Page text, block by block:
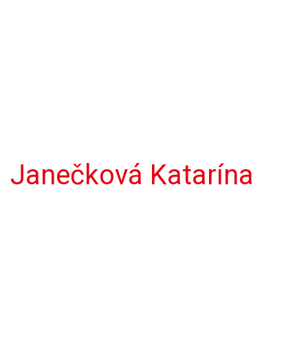
Janečková Katarína